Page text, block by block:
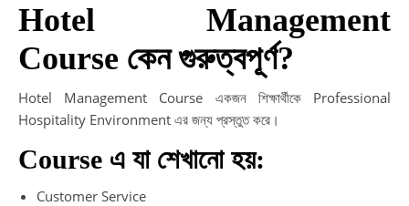
Hotel Management
Course কেন গুরুত্বপূর্ণ?
Hotel Management Course একজন শিক্ষার্থীকে Professional
Hospitality Environment এর জন্য প্রস্তুত করে।
Course এ যা শেখানো হয়:
Customer Service